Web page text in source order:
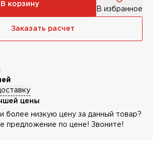
В корзину
В избранное
Заказать расчет
цены
более низкую цену за данный товар?
предложение по цене! Звоните!